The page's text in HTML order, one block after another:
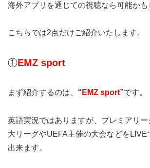
海外アプリを通じての視聴なら可能かも
こちらでは2点だけご紹介いたします。
①EMZ sport
まず紹介するのは、 “ EMZ sport”です。
英語実況ではありますが、プレミアリ
大リーグやUEFA主催の大会などをLIVE
出来ます。